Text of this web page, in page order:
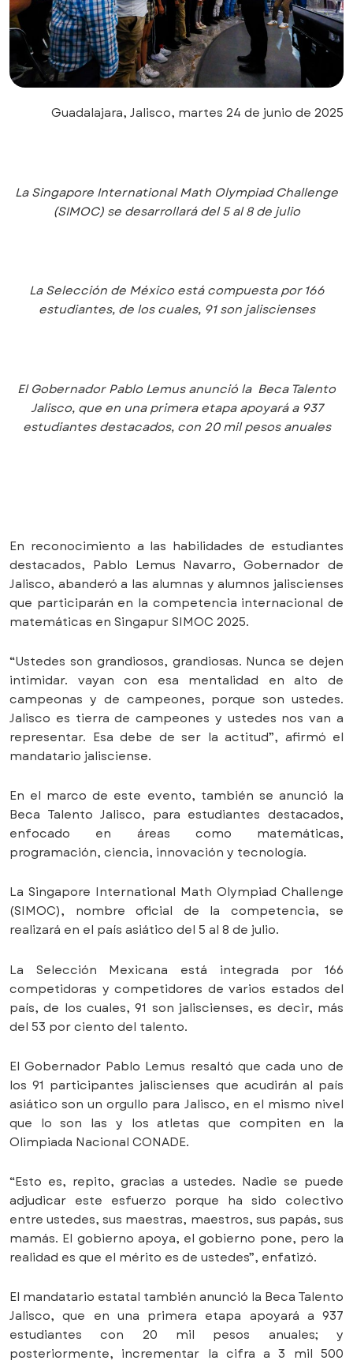
Guadalajara, Jalisco, martes 24 de junio de 2025
La Singapore International Math Olympiad Challenge
(SIMOC) se desarrollará del 5 al 8 de julio
La Selección de México está compuesta por 166
estudiantes, de los cuales, 91 son jaliscienses
El Gobernador Pablo Lemus anunció la Beca Talento
Jalisco, que en una primera etapa apoyará a 937
estudiantes destacados, con 20 mil pesos anuales
En reconocimiento a las habilidades de estudiantes
destacados, Pablo Lemus Navarro, Gobernador de
Jalisco, abanderó a las alumnas y alumnos jaliscienses
que participarán en la competencia internacional de
matemáticas en Singapur SIMOC 2025.
“Ustedes son grandiosos, grandiosas. Nunca se dejen
intimidar. vayan con esa mentalidad en alto de
campeonas y de campeones, porque son ustedes.
Jalisco es tierra de campeones y ustedes nos van a
representar. Esa debe de ser la actitud”, afirmó el
mandatario jalisciense.
En el marco de este evento, también se anunció la
Beca Talento Jalisco, para estudiantes destacados,
enfocado en áreas como matemáticas,
programación, ciencia, innovación y tecnología.
La Singapore International Math Olympiad Challenge
(SIMOC), nombre oficial de la competencia, se
realizará en el país asiático del 5 al 8 de julio.
La Selección Mexicana está integrada por 166
competidoras y competidores de varios estados del
país, de los cuales, 91 son jaliscienses, es decir, más
del 53 por ciento del talento.
El Gobernador Pablo Lemus resaltó que cada uno de
los 91 participantes jaliscienses que acudirán al país
asiático son un orgullo para Jalisco, en el mismo nivel
que lo son las y los atletas que compiten en la
Olimpiada Nacional CONADE.
“Esto es, repito, gracias a ustedes. Nadie se puede
adjudicar este esfuerzo porque ha sido colectivo
entre ustedes, sus maestras, maestros, sus papás, sus
mamás. El gobierno apoya, el gobierno pone, pero la
realidad es que el mérito es de ustedes”, enfatizó.
El mandatario estatal también anunció la Beca Talento
Jalisco, que en una primera etapa apoyará a 937
estudiantes con 20 mil pesos anuales; y
posteriormente, incrementar la cifra a 3 mil 500